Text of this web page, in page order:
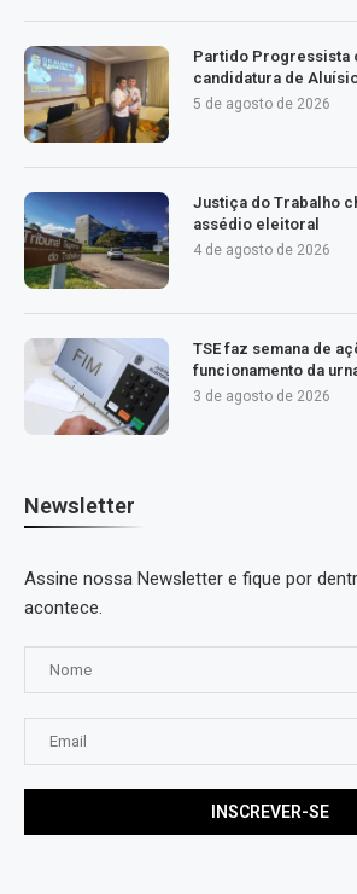
Partido Progressista
candidatura de
5 de agosto de 2026
Justiça do Trabalho
assédio eleitoral
4 de agosto de 2026
TSE faz semana de
funcionamento da
3 de agosto de 2026
Newsletter
Assine nossa Newsletter e fique por
acontece.